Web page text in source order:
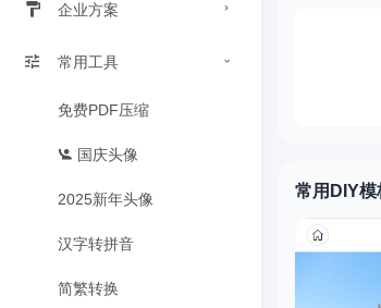
企业方案
常用工具
免费PDF压缩
国庆头像
2025新年头像
汉字转拼音
简繁转换
常用DIY模